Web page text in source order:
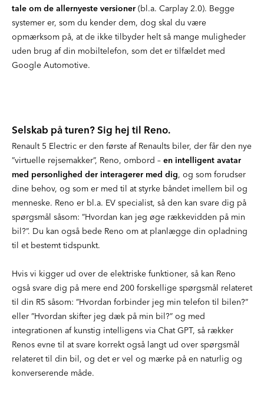
tale om de allernyeste versioner (bl.a. Carplay 2.0). Begge
systemer er, som du kender dem, dog skal du være
opmærksom på, at de ikke tilbyder helt så mange muligheder
uden brug af din mobiltelefon, som det er tilfældet med
Google Automotive.
Selskab på turen? Sig hej til Reno.
Renault 5 Electric er den første af Renaults biler, der får den nye
”virtuelle rejsemakker”, Reno, ombord – en intelligent avatar
med personlighed der interagerer med dig, og som forudser
dine behov, og som er med til at styrke båndet imellem bil og
menneske. Reno er bl.a. EV specialist, så den kan svare dig på
spørgsmål såsom: ”Hvordan kan jeg øge rækkevidden på min
bil?”. Du kan også bede Reno om at planlægge din opladning
til et bestemt tidspunkt.
Hvis vi kigger ud over de elektriske funktioner, så kan Reno
også svare dig på mere end 200 forskellige spørgsmål relateret
til din R5 såsom: ”Hvordan forbinder jeg min telefon til bilen?”
eller ”Hvordan skifter jeg dæk på min bil?” og med
integrationen af kunstig intelligens via Chat GPT, så rækker
Renos evne til at svare korrekt også langt ud over spørgsmål
relateret til din bil, og det er vel og mærke på en naturlig og
konverserende måde.